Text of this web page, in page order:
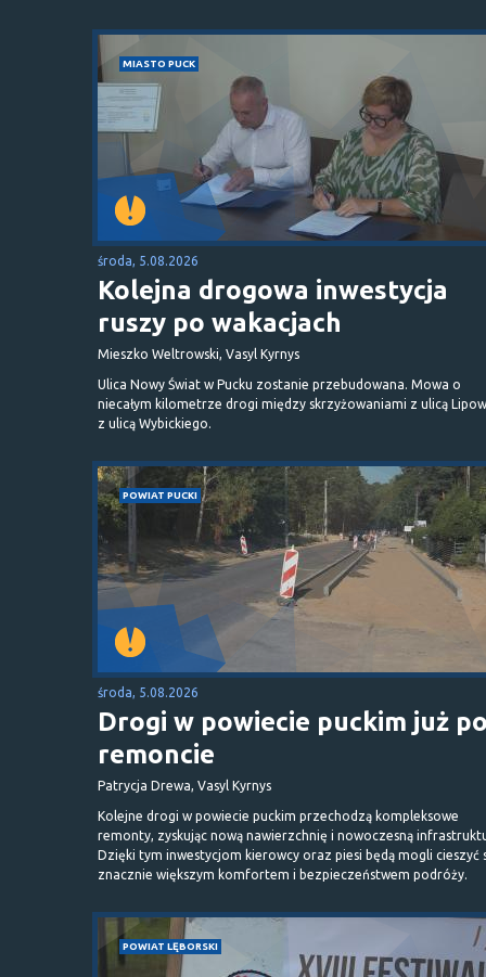
MIASTO PUCK
środa, 5.08.2026
Kolejna drogowa inwestycja
ruszy po wakacjach
Mieszko Weltrowski, Vasyl Kyrnys
Ulica Nowy Świat w Pucku zostanie przebudowana. Mowa o
niecałym kilometrze drogi między skrzyżowaniami z ulicą
z ulicą Wybickiego.
POWIAT PUCKI
środa, 5.08.2026
Drogi w powiecie puckim już
remoncie
Patrycja Drewa, Vasyl Kyrnys
Kolejne drogi w powiecie puckim przechodzą kompleksowe
remonty, zyskując nową nawierzchnię i nowoczesną
Dzięki tym inwestycjom kierowcy oraz piesi będą mogli cieszyć
znacznie większym komfortem i bezpieczeństwem podróży.
POWIAT LĘBORSKI